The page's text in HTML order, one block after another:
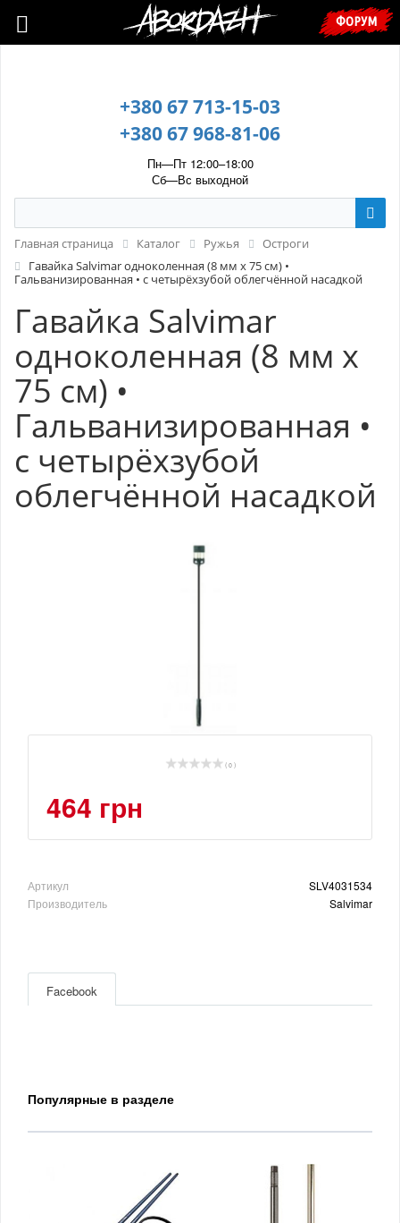
🇺🇦 У зв’язку з воєнним станом, прохання уточнювати ціну та
наявність у менеджера. 🇺🇦
+380 67 713-15-03
+380 67 968-81-06
Пн—Пт 12:00–18:00
Сб—Вс выходной
ФОРУМ
Главная страница Каталог Ружья
Остроги
Гавайка Salvimar одноколенная (8 мм x 75 см) •
Гальванизированная • с четырёхзубой облегчённой насадкой
Гавайка Salvimar
одноколенная (8 мм x
75 см) •
Гальванизированная •
с четырёхзубой
облегчённой насадкой
( 0 )
464 грн
Артикул
SLV4031534
Производитель
Salvimar
Facebook
Популярные в разделе